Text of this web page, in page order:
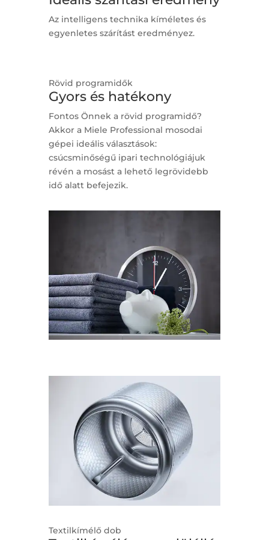
Az intelligens technika kíméletes és
egyenletes szárítást eredményez.
Rövid programidők
Gyors és hatékony
Fontos Önnek a rövid programidő?
Akkor a Miele Professional mosodai
gépei ideális választások:
csúcsminőségű ipari technológiájuk
révén a mosást a lehető legrövidebb
idő alatt befejezik.
Textilkímélő dob